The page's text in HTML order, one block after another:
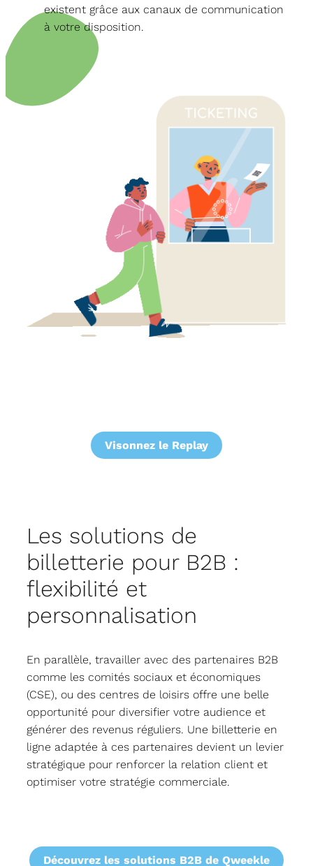
existent grâce aux canaux de communication
à votre disposition.
Visonnez le Replay
Les solutions de
billetterie pour B2B :
flexibilité et
personnalisation
En parallèle, travailler avec des partenaires B2B
comme les comités sociaux et économiques
(CSE), ou des centres de loisirs offre une belle
opportunité pour diversifier votre audience et
générer des revenus réguliers. Une billetterie en
ligne adaptée à ces partenaires devient un levier
stratégique pour renforcer la relation client et
optimiser votre stratégie commerciale.
Découvrez les solutions B2B de Qweekle